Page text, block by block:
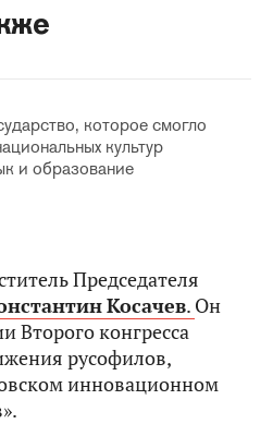
которое смогло
культур
и образование
Председателя
Косачев. Он
Второго конгресса
русофилов,
инновационном